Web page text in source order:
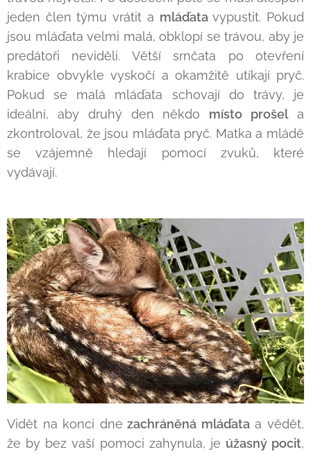
jeden člen týmu vrátit a mláďatavypustit. Pokud
jsou mláďata velmi malá, obklopí se trávou, aby je
predátoři neviděli. Větší srnčata po otevření
krabice obvykle vyskočí a okamžitě utíkají pryč.
Pokud se malá mláďata schovají do trávy, je
ideální, aby druhý den někdo místo prošela
zkontroloval, že jsou mláďata pryč. Matka a mládě
se vzájemně hledají pomocí zvuků, které
vydávají.
Vidět na konci dne zachráněná mláďataa vědět,
že by bez vaší pomoci zahynula, je úžasný pocit,